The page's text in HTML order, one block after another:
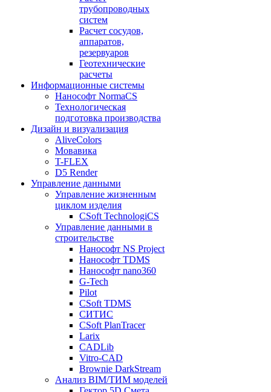
трубопроводных
систем
Расчет сосудов,
аппаратов,
резервуаров
Геотехнические
расчеты
Информационные системы
Нанософт NormaCS
Технологическая
подготовка производства
Дизайн и визуализация
AliveColors
Мовавика
T-FLEX
D5 Render
Управление данными
Управление жизненным
циклом изделия
CSoft TechnologiCS
Управление данными в
строительстве
Нанософт NS Project
Нанософт TDMS
Нанософт nano360
G-Tech
Pilot
CSoft TDMS
СИТИС
CSoft PlanTracer
Larix
CADLib
Vitro-CAD
Brownie DarkStream
Анализ BIM/ТИМ моделей